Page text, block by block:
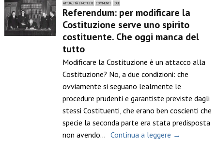
ATTUALITÀ E NOTIZIE COMMENTI IDEE
Referendum: per modificare la
Costituzione serve uno spirito
costituente. Che oggi manca del
tutto
Modificare la Costituzione è un attacco alla
Costituzione? No, a due condizioni: che
ovviamente si seguano lealmente le
procedure prudenti e garantiste previste dagli
stessi Costituenti, che erano ben coscienti che
specie la seconda parte era stata predisposta
non avendo… Continua a leggere →